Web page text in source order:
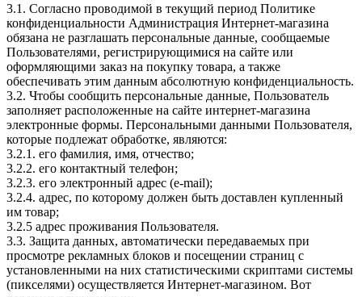
3.1. Согласно проводимой в текущий период Политике
конфиденциальности Администрация Интернет-магазина
обязана не разглашать персональные данные, сообщаемые
Пользователями, регистрирующимися на сайте или
оформляющими заказ на покупку товара, а также
обеспечивать этим данным абсолютную конфиденциальность.
3.2. Чтобы сообщить персональные данные, Пользователь
заполняет расположенные на сайте интернет-магазина
электронные формы. Персональными данными Пользователя,
которые подлежат обработке, являются:
3.2.1. его фамилия, имя, отчество;
3.2.2. его контактный телефон;
3.2.3. его электронный адрес (e-mail);
3.2.4. адрес, по которому должен быть доставлен купленный
им товар;
3.2.5 адрес проживания Пользователя.
3.3. Защита данных, автоматически передаваемых при
просмотре рекламных блоков и посещении страниц с
установленными на них статистическими скриптами системы
(пикселями) осуществляется Интернет-магазином. Вот